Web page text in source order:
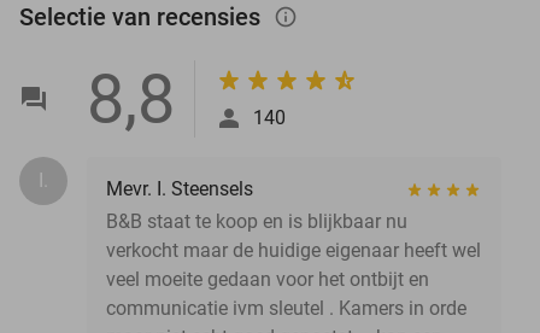
Selectie van recensies info_outlined
8,8 140
I.
Mevr. I. Steensels
B&B staat te koop en is blijkbaar nu
verkocht maar de huidige eigenaar heeft wel
veel moeite gedaan voor het ontbijt en
communicatie ivm sleutel . Kamers in orde